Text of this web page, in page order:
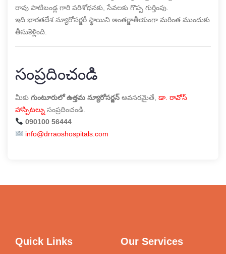
రావు పాటిబండ్ల గారి పరిశోధనకు, సేవలకు గొప్ప గుర్తింపు.
ఇది భారతదేశ న్యూరోసర్జరీ స్థాయిని అంతర్జాతీయంగా మరింత ముందుకు
తీసుకెళ్లింది.
సంప్రదించండి
మీకు గుంటూరులో ఉత్తమ న్యూరోసర్జన్ అవసరమైతే, డా. రావోస్
హాస్పిటల్ ను సంప్రదించండి.
090100 56444
info@drraoshospitals.com
Quick Links Our Services